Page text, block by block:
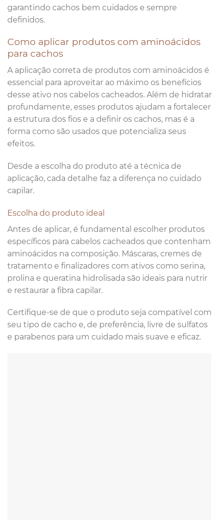
garantindo cachos bem cuidados e sempre
definidos.
Como aplicar produtos com aminoácidos
para cachos
A aplicação correta de produtos com aminoácidos é
essencial para aproveitar ao máximo os benefícios
desse ativo nos cabelos cacheados. Além de hidratar
profundamente, esses produtos ajudam a fortalecer
a estrutura dos fios e a definir os cachos, mas é a
forma como são usados que potencializa seus
efeitos.
Desde a escolha do produto até a técnica de
aplicação, cada detalhe faz a diferença no cuidado
capilar.
Escolha do produto ideal
Antes de aplicar, é fundamental escolher produtos
específicos para cabelos cacheados que contenham
aminoácidos na composição. Máscaras, cremes de
tratamento e finalizadores com ativos como serina,
prolina e queratina hidrolisada são ideais para nutrir
e restaurar a fibra capilar.
Certifique-se de que o produto seja compatível com
seu tipo de cacho e, de preferência, livre de sulfatos
e parabenos para um cuidado mais suave e eficaz.